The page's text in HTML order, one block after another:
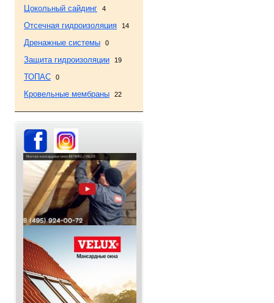
Цокольный сайдинг 4
Отсечная гидроизоляция 14
Дренажные системы 0
Защита гидроизоляции 19
ТОПАС 0
Кровельные мембраны 22